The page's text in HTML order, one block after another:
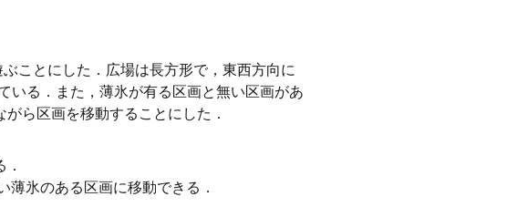
ことにした．広場は長方形で，東西方向に
いる．また，薄氷が有る区画と無い区画があ
ら区画を移動することにした．
氷のある区画に移動できる．